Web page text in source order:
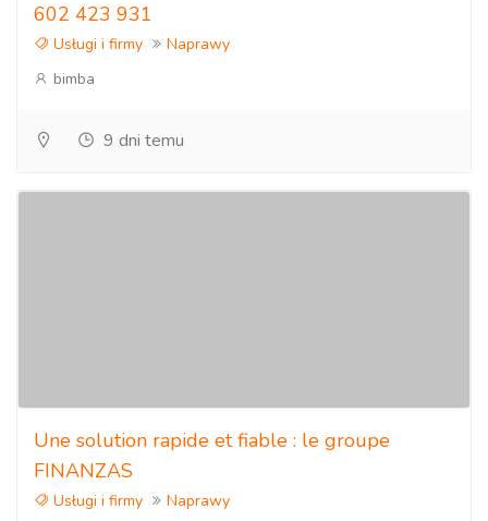
602 423 931
Usługi i firmy
Naprawy
bimba
9 dni temu
Une solution rapide et fiable : le groupe
FINANZAS
Usługi i firmy
Naprawy